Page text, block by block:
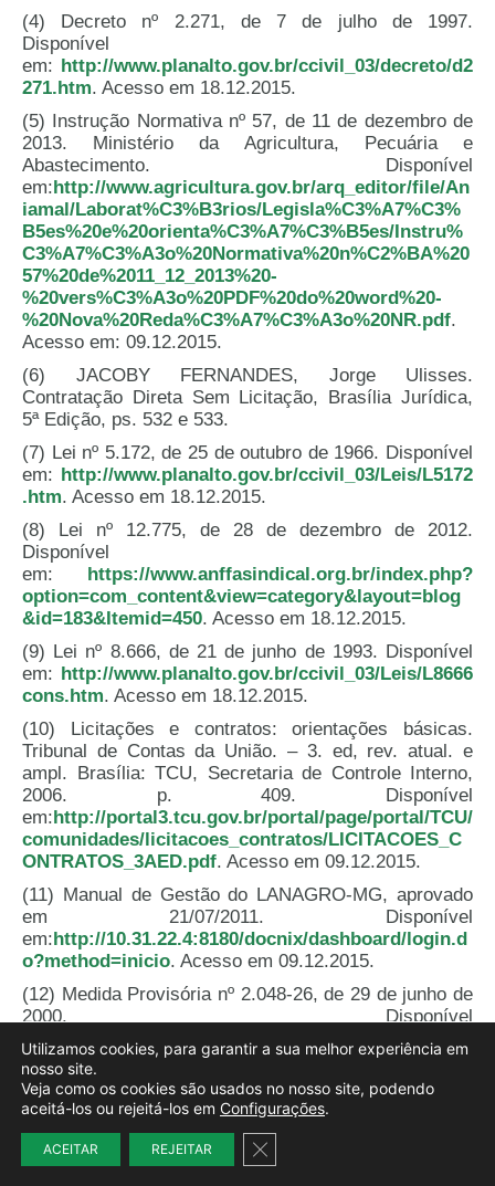
(4) Decreto nº 2.271, de 7 de julho de 1997.
Disponível
em: http://www.planalto.gov.br/ccivil_03/decreto/d2
271.htm. Acesso em 18.12.2015.
(5) Instrução Normativa nº 57, de 11 de dezembro de
2013. Ministério da Agricultura, Pecuária e
Abastecimento. Disponível
em:http://www.agricultura.gov.br/arq_editor/file/An
iamal/Laborat%C3%B3rios/Legisla%C3%A7%C3%
B5es%20e%20orienta%C3%A7%C3%B5es/Instru%
C3%A7%C3%A3o%20Normativa%20n%C2%BA%20
57%20de%2011_12_2013%20-
%20vers%C3%A3o%20PDF%20do%20word%20-
%20Nova%20Reda%C3%A7%C3%A3o%20NR.pdf.
Acesso em: 09.12.2015.
(6) JACOBY FERNANDES, Jorge Ulisses.
Contratação Direta Sem Licitação, Brasília Jurídica,
5ª Edição, ps. 532 e 533.
(7) Lei nº 5.172, de 25 de outubro de 1966. Disponível
em: http://www.planalto.gov.br/ccivil_03/Leis/L5172
.htm. Acesso em 18.12.2015.
(8) Lei nº 12.775, de 28 de dezembro de 2012.
Disponível
em: https://www.anffasindical.org.br/index.php?
option=com_content&view=category&layout=blog
&id=183&Itemid=450. Acesso em 18.12.2015.
(9) Lei nº 8.666, de 21 de junho de 1993. Disponível
em: http://www.planalto.gov.br/ccivil_03/Leis/L8666
cons.htm. Acesso em 18.12.2015.
(10) Licitações e contratos: orientações básicas.
Tribunal de Contas da União. – 3. ed, rev. atual. e
ampl. Brasília: TCU, Secretaria de Controle Interno,
2006. p. 409. Disponível
em:http://portal3.tcu.gov.br/portal/page/portal/TCU/
comunidades/licitacoes_contratos/LICITACOES_C
ONTRATOS_3AED.pdf. Acesso em 09.12.2015.
(11) Manual de Gestão do LANAGRO-MG, aprovado
em 21/07/2011. Disponível
em:http://10.31.22.4:8180/docnix/dashboard/login.d
o?method=inicio. Acesso em 09.12.2015.
(12) Medida Provisória nº 2.048-26, de 29 de junho de
2000. Disponível
em:
https://www.anffasindical.org.br/index.php?
option=com_content&view=category&layout=blog
&id=183&Itemid=450. Acesso em 18.12.2015.
(13) MELLO, Celso Antônio Bandeira de. Serviço
público e poder de polícia: concessão e delegação.
Revista Diálogo Jurídico, Salvador, CAJ – Centro
Utilizamos cookies, para garantir a sua melhor experiência em
nosso site.
Veja como os cookies são usados no nosso site, podendo
aceitá-los ou rejeitá-los em Configurações.
ACEITAR REJEITAR Close GDPR Cookie Banner